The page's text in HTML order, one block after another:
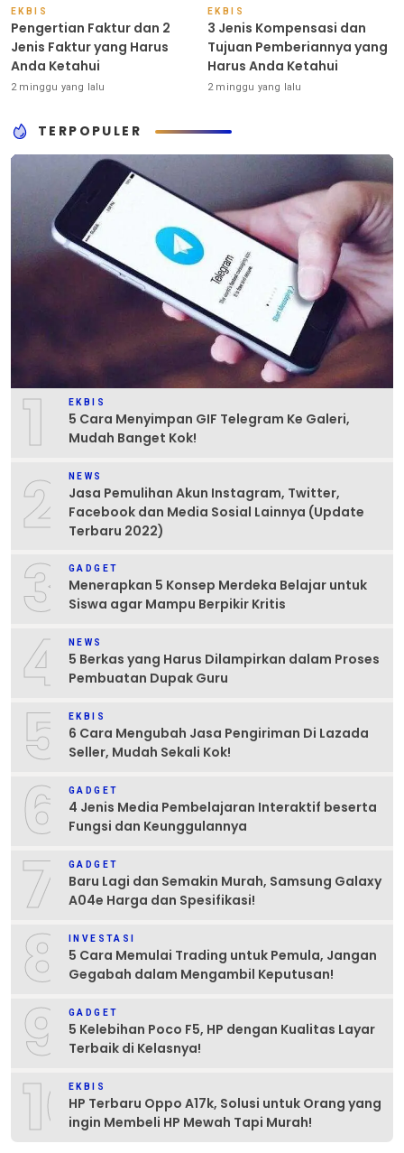
EKBIS
Pengertian Faktur dan 2
Jenis Faktur yang Harus
Anda Ketahui
2 minggu yang lalu
EKBIS
3 Jenis Kompensasi dan
Tujuan Pemberiannya yang
Harus Anda Ketahui
2 minggu yang lalu
TERPOPULER
1 EKBIS
5 Cara Menyimpan GIF Telegram Ke Galeri,
Mudah Banget Kok!
2 NEWS
Jasa Pemulihan Akun Instagram, Twitter,
Facebook dan Media Sosial Lainnya (Update
Terbaru 2022)
3 GADGET
Menerapkan 5 Konsep Merdeka Belajar untuk
Siswa agar Mampu Berpikir Kritis
4 NEWS
5 Berkas yang Harus Dilampirkan dalam Proses
Pembuatan Dupak Guru
5 EKBIS
6 Cara Mengubah Jasa Pengiriman Di Lazada
Seller, Mudah Sekali Kok!
6 GADGET
4 Jenis Media Pembelajaran Interaktif beserta
Fungsi dan Keunggulannya
7 GADGET
Baru Lagi dan Semakin Murah, Samsung Galaxy
A04e Harga dan Spesifikasi!
8 INVESTASI
5 Cara Memulai Trading untuk Pemula, Jangan
Gegabah dalam Mengambil Keputusan!
9 GADGET
5 Kelebihan Poco F5, HP dengan Kualitas Layar
Terbaik di Kelasnya!
10EKBIS
HP Terbaru Oppo A17k, Solusi untuk Orang yang
ingin Membeli HP Mewah Tapi Murah!